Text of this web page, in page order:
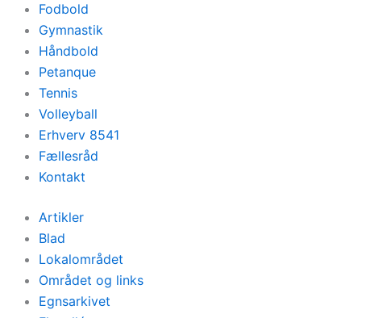
Fodbold
Gymnastik
Håndbold
Petanque
Tennis
Volleyball
Erhverv 8541
Fællesråd
Kontakt
Artikler
Blad
Lokalområdet
Området og links
Egnsarkivet